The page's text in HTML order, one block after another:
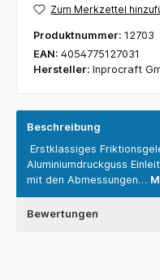
Zum Merkzettel
Produktnummer: 12703
EAN: 4054775127031
Hersteller: Inprocraft
Beschreibung
Erstklassiges
Aluminiumdruckguss
mit den Abmessungen…
Bewertungen